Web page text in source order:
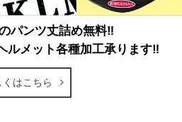
パンツ丈詰め無料‼
ルメット各種加工承ります‼
くはこちら